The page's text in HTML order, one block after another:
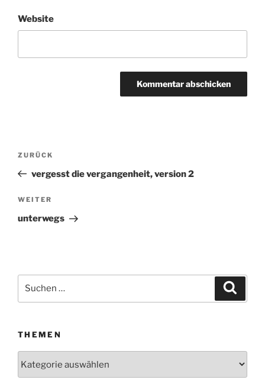
Website
Beitragsnavigation
Vorheriger
Beitrag
ZURÜCK
vergesst die vergangenheit, version 2
Nächster
Beitrag
WEITER
unterwegs
Suchen
THEMEN